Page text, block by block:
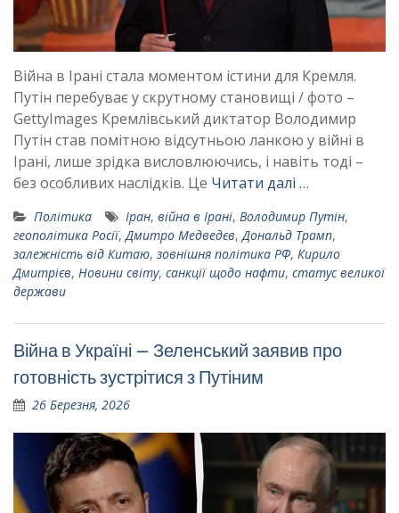
Війна в Ірані стала моментом істини для Кремля.
Путін перебуває у скрутному становищі / фото –
GettyImages Кремлівський диктатор Володимир
Путін став помітною відсутньою ланкою у війні в
Ірані, лише зрідка висловлюючись, і навіть тоді –
без особливих наслідків. Це Читати далі …
Політика Іран, війна в Ірані, Володимир Путін,
геополітика Росії, Дмитро Медведєв, Дональд Трамп,
залежність від Китаю, зовнішня політика РФ, Кирило
Дмитрієв, Новини світу, санкції щодо нафти, статус великої
держави
Війна в Україні – Зеленський заявив про
готовність зустрітися з Путіним
26 Березня, 2026